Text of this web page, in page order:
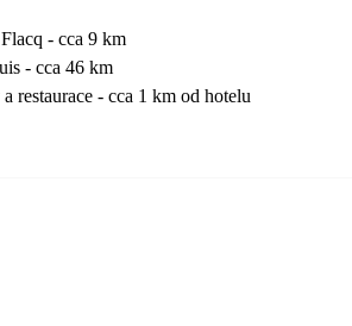
- cca 9 km
- cca 46 km
restaurace - cca 1 km od hotelu